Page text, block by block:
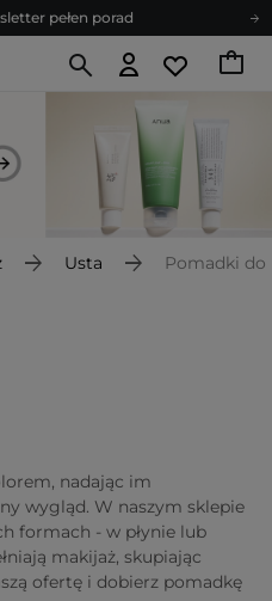
pełen porad
kosmetologiczne
więcej punktów
pełen porad
Usta Pomadki do
nadając im
wygląd. W naszym sklepie
formach - w płynie lub
makijaż, skupiając
ofertę i dobierz pomadkę